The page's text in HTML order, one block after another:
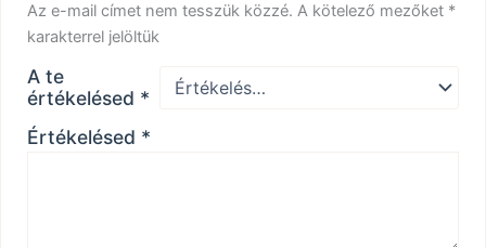
Az e-mail címet nem tesszük közzé. A kötelező mezőket *
karakterrel jelöltük
A te
értékelésed *
Értékelésed *